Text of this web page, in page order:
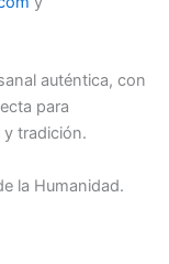
auténtica, con
para
y tradición.
la Humanidad.